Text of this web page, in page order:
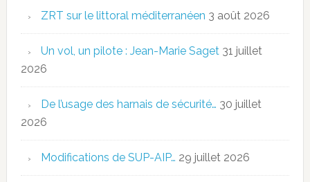
ZRT sur le littoral méditerranéen 3 août 2026
Un vol, un pilote : Jean-Marie Saget 31 juillet
2026
De l’usage des harnais de sécurité… 30 juillet
2026
Modifications de SUP-AIP… 29 juillet 2026